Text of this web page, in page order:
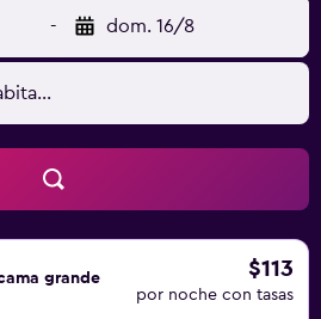
- dom. 16/8
grande $113
por noche con tasas